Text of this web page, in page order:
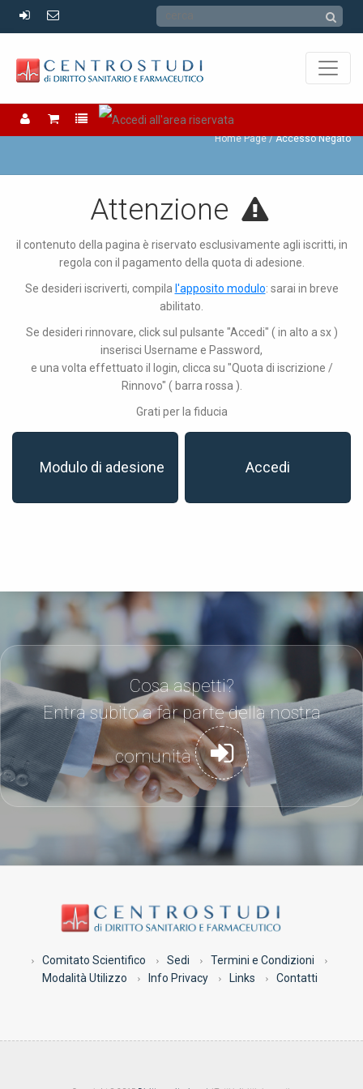
Accesso Negato
Home Page Accesso Negato
Attenzione
il contenuto della pagina è riservato esclusivamente agli iscritti, in
regola con il pagamento della quota di adesione.
Se desideri iscriverti, compila l'apposito modulo: sarai in breve
abilitato.
Se desideri rinnovare, click sul pulsante "Accedi" ( in alto a sx )
inserisci Username e Password,
e una volta effettuato il login, clicca su "Quota di iscrizione /
Rinnovo" ( barra rossa ).
Grati per la fiducia
Modulo di adesione Accedi
Cosa aspetti?
Entra subito a far parte della nostra
comunità
Comitato Scientifico Sedi
Termini e Condizioni
Modalità Utilizzo
Info Privacy Links Contatti